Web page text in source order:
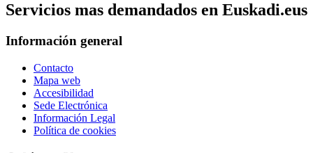
Servicios mas demandados en Euskadi.eus
Información general
Contacto
Mapa web
Accesibilidad
Sede Electrónica
Información Legal
Política de cookies